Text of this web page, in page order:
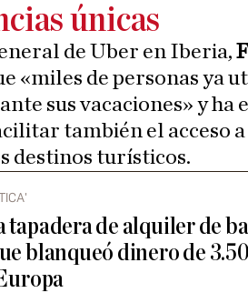
únicas
de Uber en Iberia,
«miles de personas ya
sus vacaciones» y ha
también el acceso
destinos turísticos.
tapadera de alquiler de
blanqueó dinero de